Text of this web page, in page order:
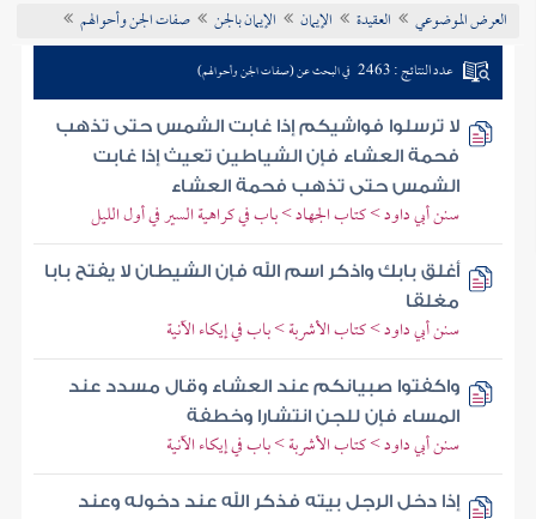
تراجم الأعلام
العرض الموضوعي العقيدة الإيمان الإيمان بالجن صفات الجن وأحوالهم
عدد النتائج : 2463 في البحث عن (صفات الجن وأحوالهم)
لا ترسلوا فواشيكم إذا غابت الشمس حتى تذهب
فحمة العشاء فإن الشياطين تعيث إذا غابت
الشمس حتى تذهب فحمة العشاء
سنن أبي داود > كتاب الجهاد > باب في كراهية السير في أول الليل
أغلق بابك واذكر اسم الله فإن الشيطان لا يفتح بابا
مغلقا
سنن أبي داود > كتاب الأشربة > باب في إيكاء الآنية
واكفتوا صبيانكم عند العشاء وقال مسدد عند
المساء فإن للجن انتشارا وخطفة
سنن أبي داود > كتاب الأشربة > باب في إيكاء الآنية
إذا دخل الرجل بيته فذكر الله عند دخوله وعند